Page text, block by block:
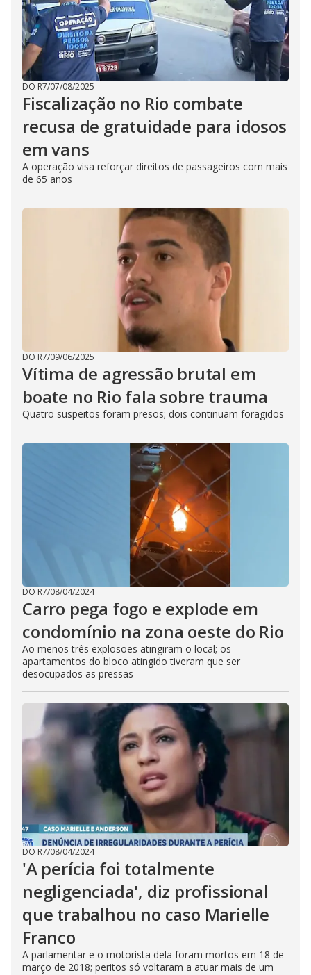
DO R7/07/08/2025
Fiscalização no Rio combate
recusa de gratuidade para idosos
em vans
A operação visa reforçar direitos de passageiros com mais
de 65 anos
DO R7/09/06/2025
Vítima de agressão brutal em
boate no Rio fala sobre trauma
Quatro suspeitos foram presos; dois continuam foragidos
DO R7/08/04/2024
Carro pega fogo e explode em
condomínio na zona oeste do Rio
Ao menos três explosões atingiram o local; os
apartamentos do bloco atingido tiveram que ser
desocupados as pressas
DO R7/08/04/2024
'A perícia foi totalmente
negligenciada', diz profissional
que trabalhou no caso Marielle
Franco
A parlamentar e o motorista dela foram mortos em 18 de
março de 2018; peritos só voltaram a atuar mais de um